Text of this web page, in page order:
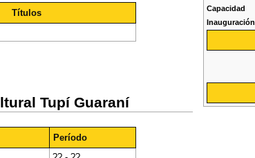
Capacidad
Inauguración
Títulos
Tupí Guaraní
Período